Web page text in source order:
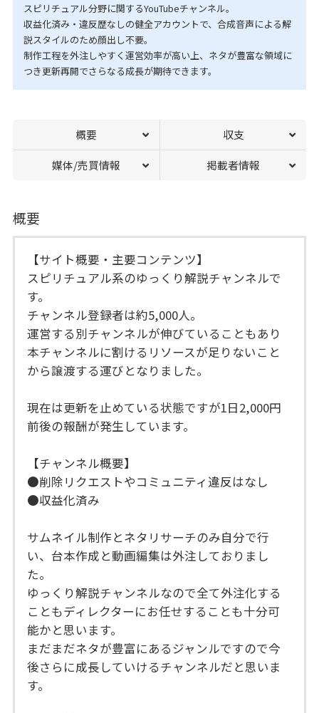
スピリチュアル分野に関するYouTubeチャンネル。
収益化済み・違反歴なしの健全アカウントで、合成音声による解
説スタイルのため顔出し不要。
制作工程を外注しやすく運営効率が高い上、ネタが豊富な領域に
つき更新再開でさらなる成長が期待できます。
概要 収支
媒体/売買情報 掲載者情報
概要
【サイト概要・主要コンテンツ】
スピリチュアル系のゆっくり解説チャンネルで
す。
チャンネル登録者は約5,000人。
運営する別チャンネルが伸びていることもあり
本チャンネルに割けるリソースが足りないこと
から譲渡する運びとなりました。
現在は更新を止めている状態ですが1日2,000円
前後の報酬が発生しています。
【チャンネル概要】
●削除リクエストやコミュニティ違反はなし
●収益化済み
サムネイル制作とネタリサーチのみ自分で行
い、台本作成と動画編集は外注しておりまし
た。
ゆっくり解説チャンネルなので全て外注化する
こともディレクターにお任せすることも十分可
能かと思います。
まだまだネタが豊富にあるジャンルですので今
後さらに成長していけるチャンネルだと思いま
す。